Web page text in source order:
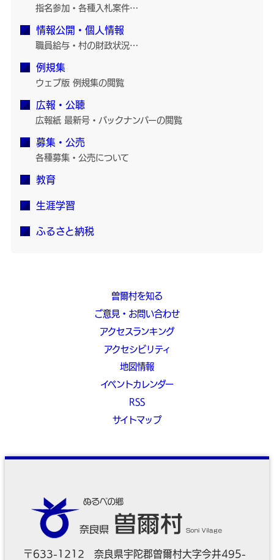
指名参加・各種入札案件…
情報公開・個人情報
職員給与・村の財政状況…
例規集
ウェブ版 例規集の閲覧
広報・公聴
広報紙 最新号・バックナンバーの閲覧
募集・公売
各種募集・公売について
教育
生涯学習
ふるさと納税
曽爾村を知る
ご意見・お問い合わせ
アクセスランキング
アクセシビリティ
地図情報
イベントカレンダー
RSS
サイトマップ
〒633-1212 奈良県宇陀郡曽爾村大字今井495-